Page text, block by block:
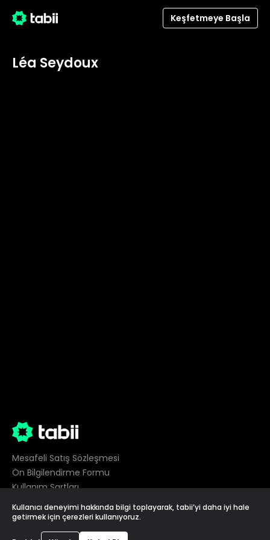
Keşfetmeye Başla
Léa Seydoux
Mesafeli Satış Sözleşmesi
Ön Bilgilendirme Formu
Kullanım Şartları
Gizlilik
Çerez Tercihleri
Kullanıcı deneyimi hakkında bilgi toplayarak, tabii’yi daha iyi hale
getirmek için çerezleri kullanıyoruz.